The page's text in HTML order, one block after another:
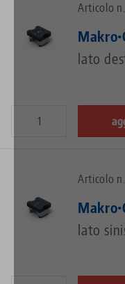
Articolo
lato
Articolo
lato